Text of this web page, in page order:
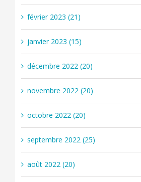
février 2023 (21)
janvier 2023 (15)
décembre 2022 (20)
novembre 2022 (20)
octobre 2022 (20)
septembre 2022 (25)
août 2022 (20)